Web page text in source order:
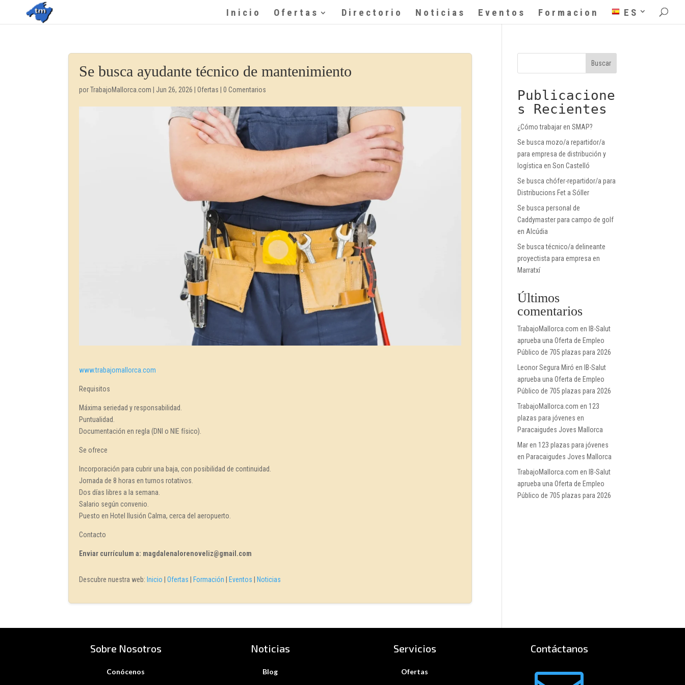
Inicio Ofertas Directorio Noticias Eventos Formacion ES
Se busca ayudante técnico de mantenimiento
porTrabajoMallorca.com Jun 26, 2026 |Ofertas |0 Comentarios
www.trabajomallorca.com
Requisitos
Máxima seriedad y responsabilidad.
Puntualidad.
Documentación en regla (DNI o NIE físico).
Se ofrece
Incorporación para cubrir una baja, con posibilidad de continuidad.
Jornada de 8 horas en turnos rotativos.
Dos días libres a la semana.
Salario según convenio.
Puesto en Hotel Ilusión Calma, cerca del aeropuerto.
Contacto
Enviar currículum a: magdalenalorenoveliz@gmail.com
Descubre nuestra web:Inicio |Ofertas |Formación |Eventos |Noticias
Buscar
Publicacione
s Recientes
¿Cómo trabajar en SMAP?
Se busca mozo/a repartidor/a
para empresa de distribución y
logística en Son Castelló
Se busca chófer-repartidor/a para
Distribucions Fet a Sóller
Se busca personal de
Caddymaster para campo de golf
en Alcúdia
Se busca técnico/a delineante
proyectista para empresa en
Marratxí
Últimos
comentarios
TrabajoMallorca.com en IB-Salut
aprueba una Oferta de Empleo
Público de 705 plazas para 2026
Leonor Segura Miró en IB-Salut
aprueba una Oferta de Empleo
Público de 705 plazas para 2026
TrabajoMallorca.com en 123
plazas para jóvenes en
Paracaigudes Joves Mallorca
Maren 123 plazas para jóvenes
en Paracaigudes Joves Mallorca
TrabajoMallorca.com en IB-Salut
aprueba una Oferta de Empleo
Público de 705 plazas para 2026
Sobre Nosotros
Conócenos
Noticias
Blog
Servicios
Ofertas
Contáctanos